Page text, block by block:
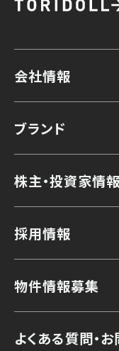
会社情報
ブランド
株主・投資家情報
採用情報
物件情報募集
よくある質問・